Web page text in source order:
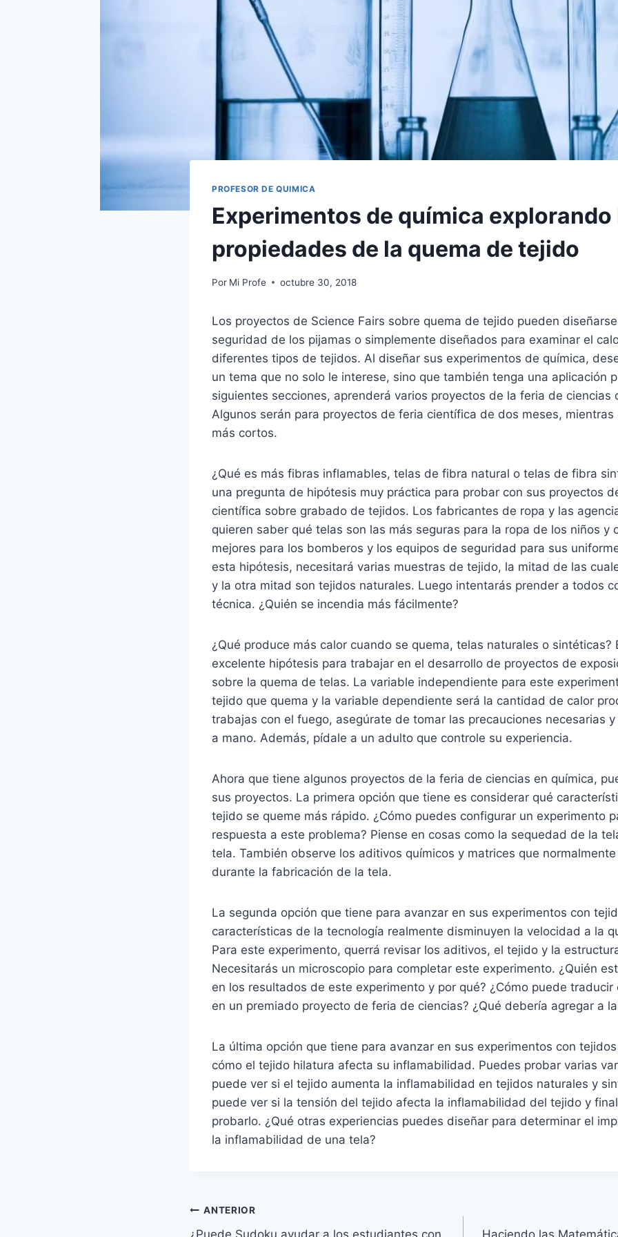
PROFESOR DE QUIMICA
Experimentos de química explorando
propiedades de la quema de tejido
Por Mi Profe octubre 30, 2018
Los proyectos de Science Fairs sobre quema de tejido pueden
seguridad de los pijamas o simplemente diseñados para examinar el
diferentes tipos de tejidos. Al diseñar sus experimentos de química,
un tema que no solo le interese, sino que también tenga una aplicación
siguientes secciones, aprenderá varios proyectos de la feria de ciencias
Algunos serán para proyectos de feria científica de dos meses, mientras
más cortos.
¿Qué es más fibras inflamables, telas de fibra natural o telas de fibra
una pregunta de hipótesis muy práctica para probar con sus proyectos
científica sobre grabado de tejidos. Los fabricantes de ropa y las
quieren saber qué telas son las más seguras para la ropa de los niños y
mejores para los bomberos y los equipos de seguridad para sus
esta hipótesis, necesitará varias muestras de tejido, la mitad de las
y la otra mitad son tejidos naturales. Luego intentarás prender a todos
técnica. ¿Quién se incendia más fácilmente?
¿Qué produce más calor cuando se quema, telas naturales o sintéticas?
excelente hipótesis para trabajar en el desarrollo de proyectos de
sobre la quema de telas. La variable independiente para este
tejido que quema y la variable dependiente será la cantidad de calor
trabajas con el fuego, asegúrate de tomar las precauciones necesarias
a mano. Además, pídale a un adulto que controle su experiencia.
Ahora que tiene algunos proyectos de la feria de ciencias en química,
sus proyectos. La primera opción que tiene es considerar qué
tejido se queme más rápido. ¿Cómo puedes configurar un experimento
respuesta a este problema? Piense en cosas como la sequedad de la
tela. También observe los aditivos químicos y matrices que
durante la fabricación de la tela.
La segunda opción que tiene para avanzar en sus experimentos con
características de la tecnología realmente disminuyen la velocidad a la
Para este experimento, querrá revisar los aditivos, el tejido y la
Necesitarás un microscopio para completar este experimento. ¿Quién
en los resultados de este experimento y por qué? ¿Cómo puede traducir
en un premiado proyecto de feria de ciencias? ¿Qué debería agregar a
La última opción que tiene para avanzar en sus experimentos con
cómo el tejido hilatura afecta su inflamabilidad. Puedes probar varias
puede ver si el tejido aumenta la inflamabilidad en tejidos naturales y
puede ver si la tensión del tejido afecta la inflamabilidad del tejido y
probarlo. ¿Qué otras experiencias puedes diseñar para determinar el
la inflamabilidad de una tela?
Navegación
ANTERIOR
¿Puede Sudoku ayudar a los estudiantes con Haciendo las